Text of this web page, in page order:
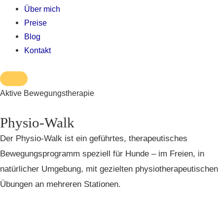
Über mich
Preise
Blog
Kontakt
Aktive Bewegungstherapie
Physio-Walk
Der Physio-Walk ist ein geführtes, therapeutisches
Bewegungsprogramm speziell für Hunde – im Freien, in
natürlicher Umgebung, mit gezielten physiotherapeutischen
Übungen an mehreren Stationen.